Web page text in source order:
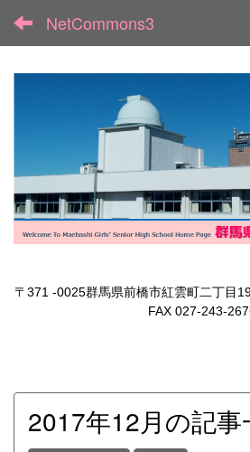
NetCommons3
〒371 -0025群馬県前橋市紅雲町二丁
FAX 027-243-
2017年12月の記事